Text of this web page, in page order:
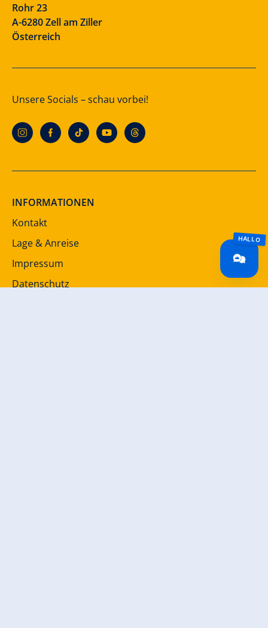
Rohr 23
A-6280 Zell am Ziller
Österreich
Unsere Socials – schau vorbei!
INFORMATIONEN
Kontakt
Lage & Anreise
Impressum
Datenschutz